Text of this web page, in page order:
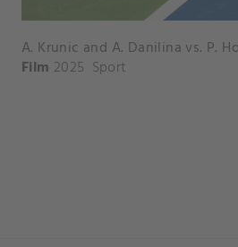
Film 2025 Sport